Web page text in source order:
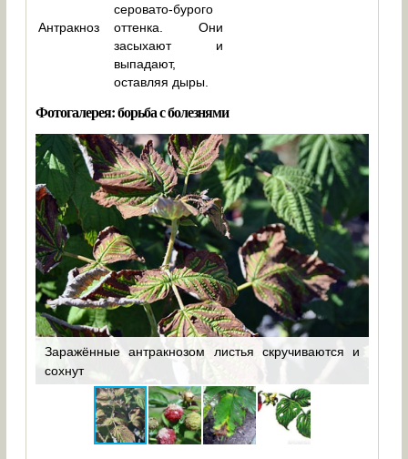
Антракноз
серовато-бурого
оттенка. Они
засыхают и
выпадают,
оставляя дыры.
Фотогалерея: борьба с болезнями
Заражённые антракнозом листья скручиваются и
сохнут